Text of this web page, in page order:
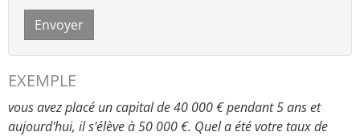
Envoyer
EXEMPLE
vous avez placé un capital de 40 000 € pendant 5 ans et
aujourd'hui, il s'élève à 50 000 €. Quel a été votre taux de